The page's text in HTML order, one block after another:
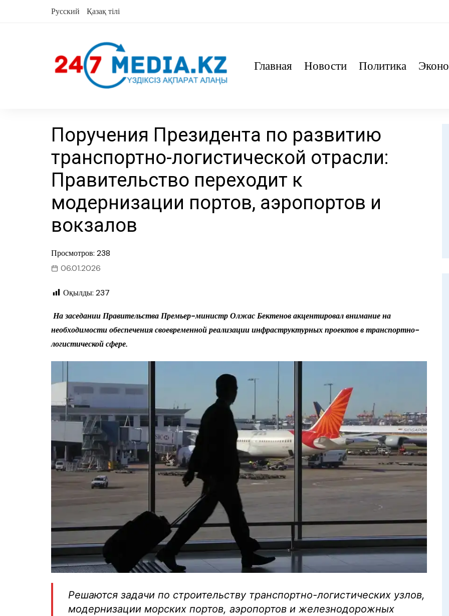
Русский Қазақ тілі
Главная Новости Политика
Поручения Президента по развитию
транспортно-логистической отрасли:
Правительство переходит к
модернизации портов, аэропортов и
вокзалов
Просмотров: 238
06.01.2026
Оқылды: 237
На заседании Правительства Премьер-министр Олжас Бектенов акцентировал внимание на
необходимости обеспечения своевременной реализации инфраструктурных проектов в транспортно-
логистической сфере.
Решаются задачи по строительству транспортно-логистических узлов,
модернизации морских портов, аэропортов и железнодорожных